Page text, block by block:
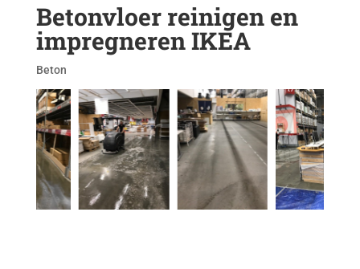
Betonvloer reinigen en
impregneren IKEA
Beton